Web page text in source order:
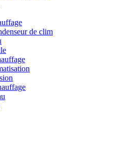
de clim